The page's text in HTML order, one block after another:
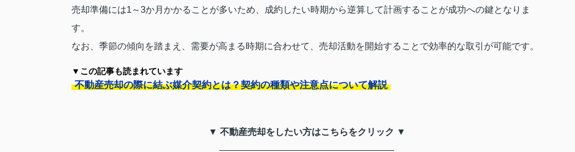
売却準備には1～3か月かかることが多いため、成約したい時期から逆算して計画することが成功への鍵となりま
す。
なお、季節の傾向を踏まえ、需要が高まる時期に合わせて、売却活動を開始することで効率的な取引が可能です。
▼この記事も読まれています
不動産売却の際に結ぶ媒介契約とは？契約の種類や注意点について解説
▼ 不動産売却をしたい方はこちらをクリック ▼